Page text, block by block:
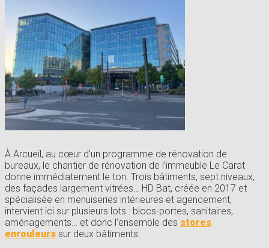
À Arcueil, au cœur d’un programme de rénovation de
bureaux, le chantier de rénovation de l’immeuble Le Carat
donne immédiatement le ton. Trois bâtiments, sept niveaux,
des façades largement vitrées… HD Bat, créée en 2017 et
spécialisée en menuiseries intérieures et agencement,
intervient ici sur plusieurs lots : blocs-portes, sanitaires,
aménagements… et donc l’ensemble des stores
enrouleurs sur deux bâtiments.